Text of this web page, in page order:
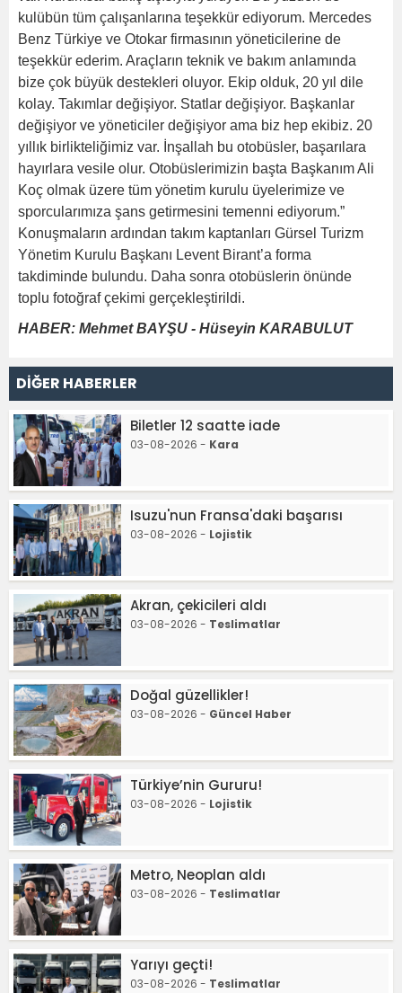
kulübün tüm çalışanlarına teşekkür ediyorum. Mercedes
Benz Türkiye ve Otokar firmasının yöneticilerine de
teşekkür ederim. Araçların teknik ve bakım anlamında
bize çok büyük destekleri oluyor. Ekip olduk, 20 yıl dile
kolay. Takımlar değişiyor. Statlar değişiyor. Başkanlar
değişiyor ve yöneticiler değişiyor ama biz hep ekibiz. 20
yıllık birlikteliğimiz var. İnşallah bu otobüsler, başarılara
hayırlara vesile olur. Otobüslerimizin başta Başkanım Ali
Koç olmak üzere tüm yönetim kurulu üyelerimize ve
sporcularımıza şans getirmesini temenni ediyorum.”
Konuşmaların ardından takım kaptanları Gürsel Turizm
Yönetim Kurulu Başkanı Levent Birant’a forma
takdiminde bulundu. Daha sonra otobüslerin önünde
toplu fotoğraf çekimi gerçekleştirildi.
HABER: Mehmet BAYŞU - Hüseyin KARABULUT
DİĞER HABERLER
Biletler 12 saatte iade
03-08-2026 - Kara
Isuzu'nun Fransa'daki başarısı
03-08-2026 - Lojistik
Akran, çekicileri aldı
03-08-2026 - Teslimatlar
Doğal güzellikler!
03-08-2026 - Güncel Haber
Türkiye’nin Gururu!
03-08-2026 - Lojistik
Metro, Neoplan aldı
03-08-2026 - Teslimatlar
Yarıyı geçti!
03-08-2026 - Teslimatlar